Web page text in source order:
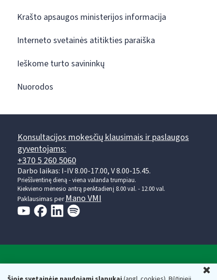
Krašto apsaugos ministerijos informacija
Interneto svetainės atitikties paraiška
Ieškome turto savininkų
Nuorodos
Konsultacijos mokesčių klausimais ir paslaugos
gyventojams:
+370 5 260 5060
Darbo laikas: I-IV 8.00-17.00, V 8.00-15.45.
Prieššventinę dieną - viena valanda trumpiau.
Kiekvieno mėnesio antrą penktadienį 8.00 val. - 12.00 val.
Paklausimas per Mano VMI